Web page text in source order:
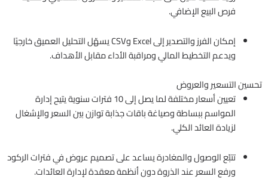
فرص البيع الإضافي.
إمكان الفرز والتصدير إلى Excel وCSV يسهّل التحليل العميق خارجيًا
ويدعم التخطيط المالي ومراقبة الأداء مقابل الأهداف.
تحسين التسعير والعروض
تعيين أسعار مختلفة لما يصل إلى 10 فترات سنوية يتيح إدارة
المواسم ببساطة وصياغة باقات جذابة توازن بين السعر والإشغال
لزيادة العائد الكلي.
تتبّع الوصول والمغادرة يساعد على تصميم عروض في فترات الركود
ورفع السعر عند الذروة دون أنظمة معقدة لإدارة العائدات.